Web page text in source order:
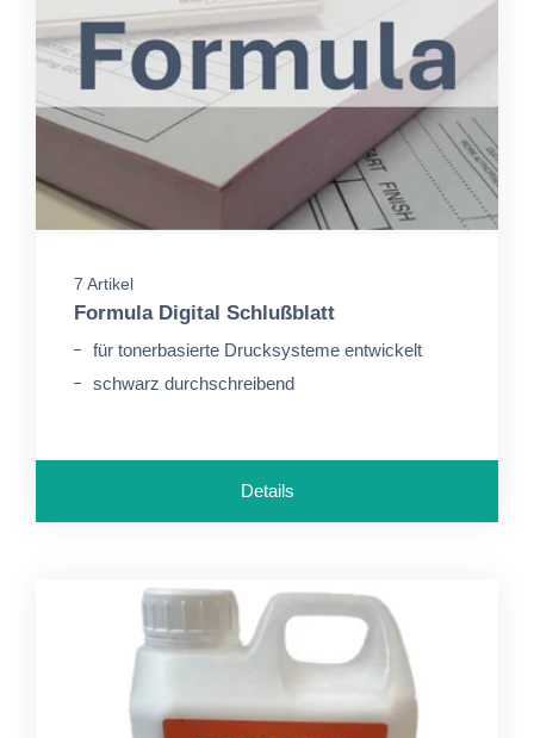
7 Artikel
Formula Digital Schlußblatt
für tonerbasierte Drucksysteme entwickelt
schwarz durchschreibend
Details